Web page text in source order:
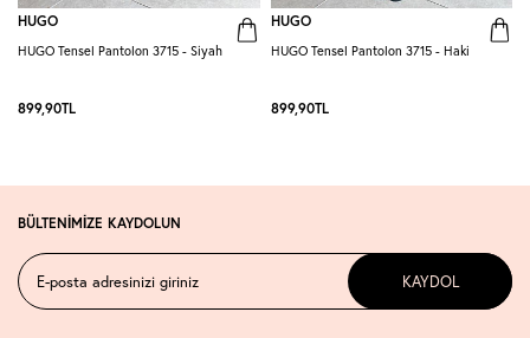
HUGO
HUGO Tensel Pantolon 3715 - Siyah
899,90TL
HUGO
HUGO Tensel Pantolon 3715 - Haki
899,90TL
BÜLTENİMİZE KAYDOLUN
KAYDOL